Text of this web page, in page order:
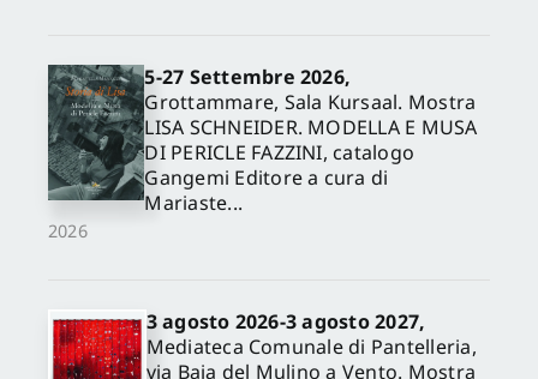
2026
5-27 Settembre 2026,
Grottammare, Sala Kursaal. Mostra
LISA SCHNEIDER. MODELLA E MUSA
DI PERICLE FAZZINI, catalogo
Gangemi Editore a cura di
Mariaste...
3 agosto 2026-3 agosto 2027,
Mediateca Comunale di Pantelleria,
via Baia del Mulino a Vento. Mostra